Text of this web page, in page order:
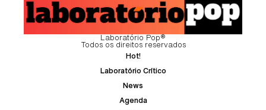
Laboratório Pop®
Todos os direitos reservados
Hot!
Laboratório Crítico
News
Agenda